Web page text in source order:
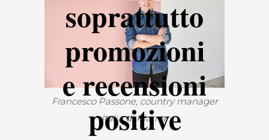
soprattutto
promozioni
e recensioni
positive
Francesco Passone, country manager
Italia di Klarna.